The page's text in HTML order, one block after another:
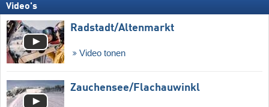
Video's
Radstadt/​Altenmarkt
Video tonen
Zauchensee/​Flachauwinkl